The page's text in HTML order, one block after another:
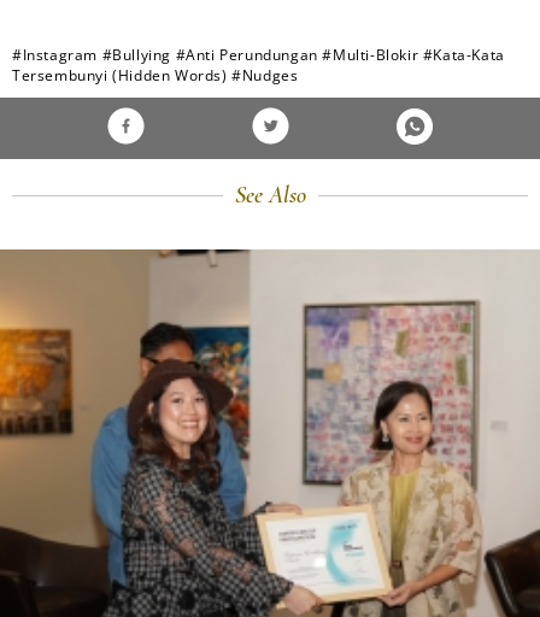
#Instagram #Bullying #Anti Perundungan #Multi-Blokir #Kata-Kata
Tersembunyi (Hidden Words) #Nudges
See Also